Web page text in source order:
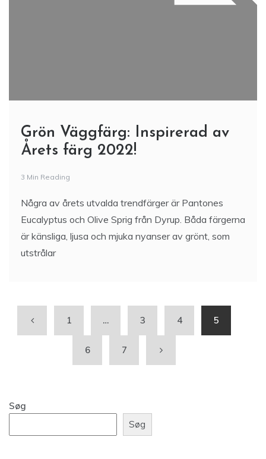
Grön Väggfärg: Inspirerad av
Årets färg 2022!
3 Min Reading
Några av årets utvalda trendfärger är Pantones
Eucalyptus och Olive Sprig från Dyrup. Båda färgerna
är känsliga, ljusa och mjuka nyanser av grönt, som
utstrålar
1 … 3 4 5
6 7
Søg
Søg